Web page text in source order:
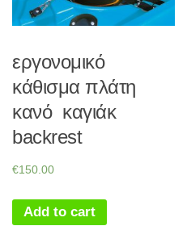
εργονομικό
κάθισμα πλάτη
κανό καγιάκ
backrest
€150.00
Add to cart